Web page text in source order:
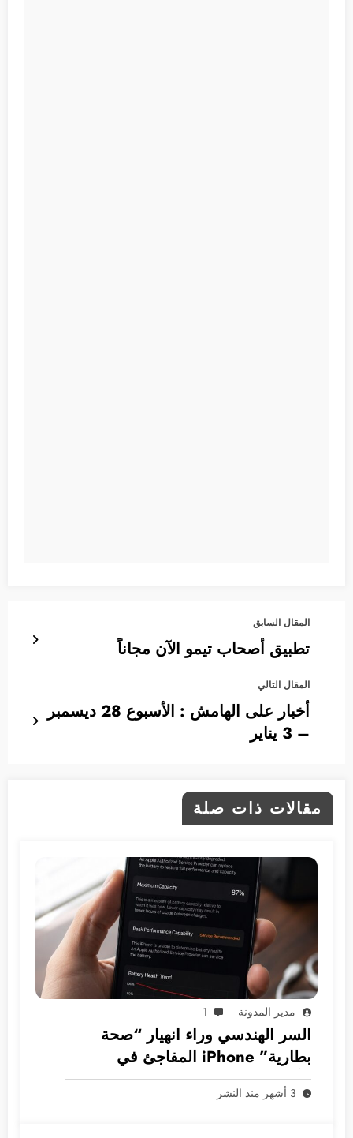
المقال السابق
تطبيق أصحاب تيمو الآن مجاناً
المقال التالي
أخبار على الهامش : الأسبوع 28 ديسمبر
– 3 يناير
مقالات ذات صلة
مدير المدونة 1
السر الهندسي وراء انهيار “صحة
بطارية” iPhone المفاجئ في
الأسواق العربية
3 أشهر منذ النشر